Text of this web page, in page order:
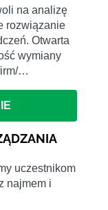
na analizę
rozwiązanie
Otwarta
wymiany
…
uczestnikom
najmem i